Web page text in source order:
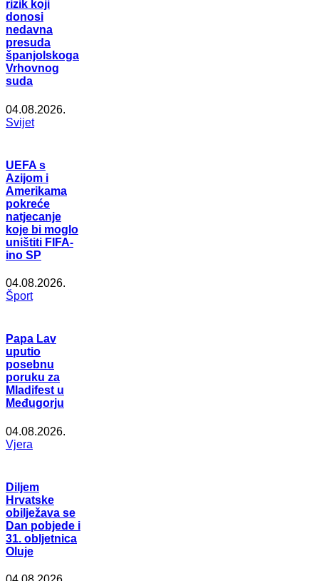
rizik koji
donosi
nedavna
presuda
španjolskoga
Vrhovnog
suda
04.08.2026.
Svijet
UEFA s
Azijom i
Amerikama
pokreće
natjecanje
koje bi moglo
uništiti FIFA-
ino SP
04.08.2026.
Šport
Papa Lav
uputio
posebnu
poruku za
Mladifest u
Međugorju
04.08.2026.
Vjera
Diljem
Hrvatske
obilježava se
Dan pobjede i
31. obljetnica
Oluje